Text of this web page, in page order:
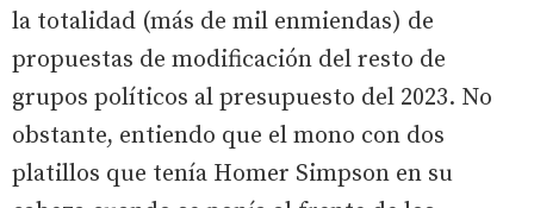
la totalidad (más de mil enmiendas) de
propuestas de modificación del resto de
grupos políticos al presupuesto del 2023. No
obstante, entiendo que el mono con dos
platillos que tenía Homer Simpson en su